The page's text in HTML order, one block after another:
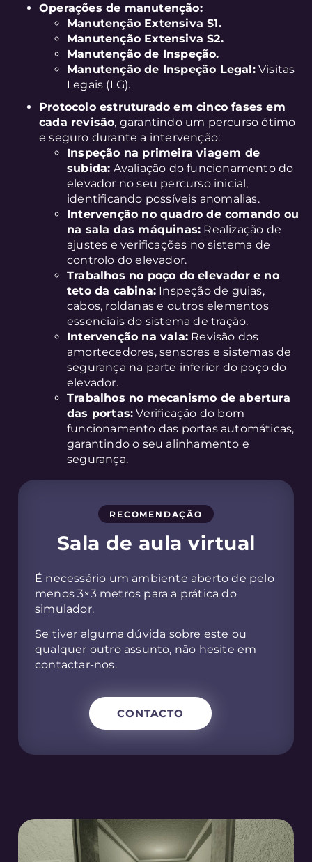
RECOMENDAÇÃO
Sala de aula virtual
É necessário um ambiente aberto de pelo
menos 3×3 metros para a prática do
simulador.
Se tiver alguma dúvida sobre este ou
qualquer outro assunto, não hesite em
contactar-nos.
CONTACTO
Operações de manutenção:
Manutenção Extensiva S1.
Manutenção Extensiva S2.
Manutenção de Inspeção.
Manutenção de Inspeção Legal:Visitas
Legais (LG).
Protocolo estruturado em cinco fases em
cada revisão, garantindo um percurso ótimo
e seguro durante a intervenção:
Inspeção na primeira viagem de
subida: Avaliação do funcionamento do
elevador no seu percurso inicial,
identificando possíveis anomalias.
Intervenção no quadro de comando ou
na sala das máquinas: Realização de
ajustes e verificações no sistema de
controlo do elevador.
Trabalhos no poço do elevador e no
teto da cabina: Inspeção de guias,
cabos, roldanas e outros elementos
essenciais do sistema de tração.
Intervenção na vala: Revisão dos
amortecedores, sensores e sistemas de
segurança na parte inferior do poço do
elevador.
Trabalhos no mecanismo de abertura
das portas: Verificação do bom
funcionamento das portas automáticas,
garantindo o seu alinhamento e
segurança.